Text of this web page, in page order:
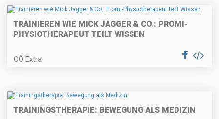
TRAINIEREN WIE MICK JAGGER & CO.: PROMI-
PHYSIOTHERAPEUT TEILT WISSEN
OÖ Extra
TRAININGSTHERAPIE: BEWEGUNG ALS MEDIZIN